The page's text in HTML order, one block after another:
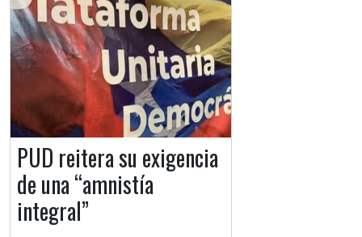
PUD reitera su exigencia
de una “amnistía
integral”